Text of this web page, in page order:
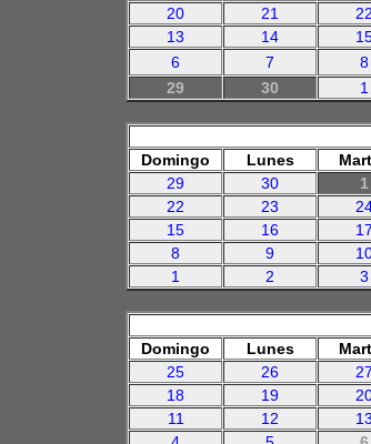
20
21
13
14
6
7
29
30
Domingo
Lunes
29
30 1
22
23
15
16
8
9
1
2
Domingo
Lunes
25
26
18
19
11
12